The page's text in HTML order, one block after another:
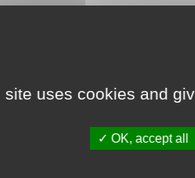
site uses cookies and
OK, accept all